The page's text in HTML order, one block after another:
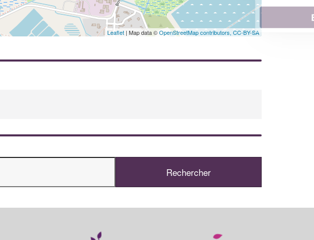
Leaflet | Map data ©OpenStreetMap contributors, CC-BY-SA
En savoir plus